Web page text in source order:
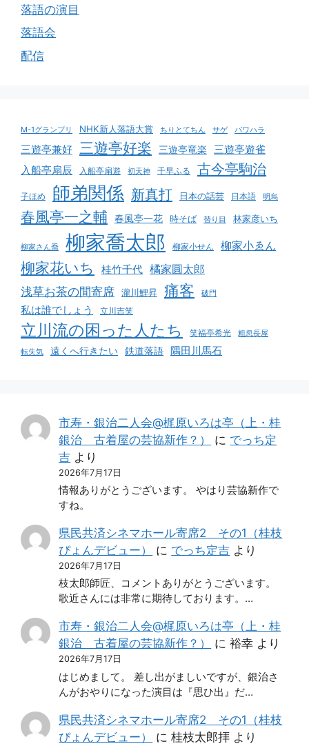
落語の演目
落語会
配信
M-1グランプリ NHK新人落語大賞 ちりとてちん サゲ パワハラ
三遊亭兼好 三遊亭好楽 三遊亭竜楽 三遊亭遊雀
入船亭扇辰 入船亭扇遊 初天神 千早ふる 古今亭駒治
子ほめ 師弟関係 新真打 日本の話芸 日本語 明烏
春風亭一之輔 春風亭一花 時そば 替り目 林家彦いち
柳家さん喬 柳家喬太郎 柳家小せん 柳家小ゑん
柳家花いち 桂竹千代 橘家圓太郎
浅草お茶の間寄席 瀧川鯉昇 痛客 破門
私は誰でしょう 立川吉笑
立川流の困った人たち 笑福亭希光
粗忽長屋
転失気
遠くへ行きたい 鉄道落語 隅田川馬石
市寿・銀治二人会@梶原いろは亭（上・桂
銀治 古着屋の芸協新作？）
に でっち定
吉 より
2026年7月17日
情報ありがとうございます。 やはり芸協新作で
すね。
県民共済シネマホール寄席2 その1（桂枝
ぴょんデビュー）
に でっち定吉 より
2026年7月17日
枝太郎師匠、コメントありがとうございます。
歌近さんには非常に期待しております。…
市寿・銀治二人会@梶原いろは亭（上・桂
銀治 古着屋の芸協新作？）
に裕幸 より
2026年7月17日
はじめまして。 差し出がましいですが、銀治さ
んがおやりになった演目は『思ひ出』だ…
県民共済シネマホール寄席2 その1（桂枝
ぴょんデビュー）
に桂枝太郎拝 より